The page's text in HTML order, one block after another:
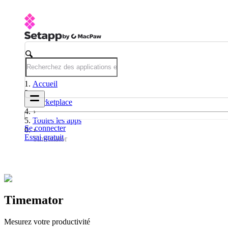
Se connecter
Essai gratuit
Accueil
Marketplace
Toutes les apps
Timemator
Timemator
Mesurez votre productivité